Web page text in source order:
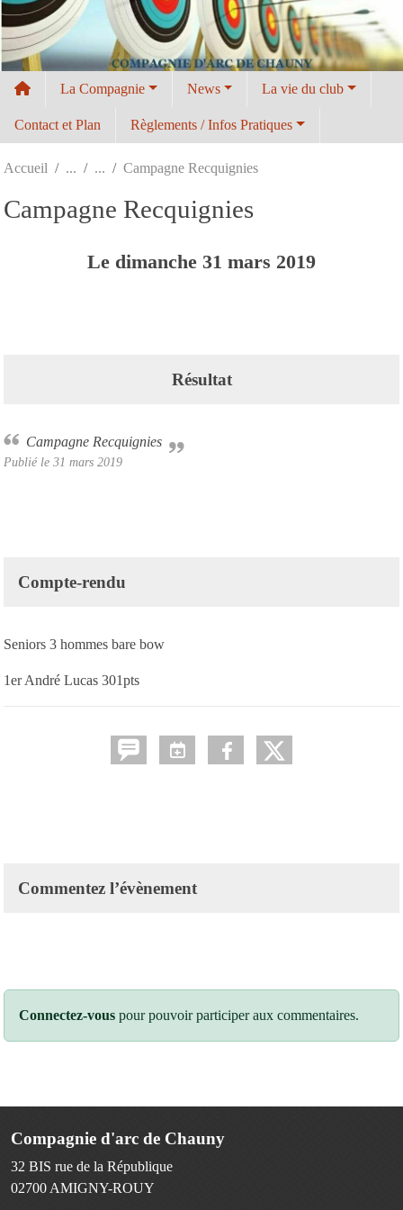
La Compagnie News La vie du club
Contact et Plan Règlements / Infos Pratiques
Accueil Campagne Recquignies
Campagne Recquignies
Le dimanche 31 mars 2019
Résultat
Campagne Recquignies
Publié le 31 mars 2019
Compte-rendu
Seniors 3 hommes bare bow
1er André Lucas 301pts
Commentez l’évènement
Connectez-vous pour pouvoir participer aux commentaires.
Compagnie d'arc de Chauny
32 BIS rue de la République
02700 AMIGNY-ROUY
Panneau de gestion des cookies